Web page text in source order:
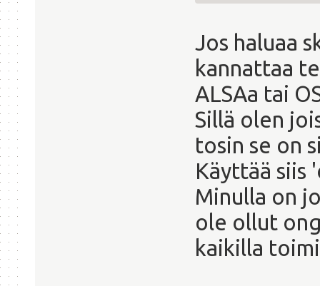
Jos haluaa
kannattaa
ALSAa tai
Sillä olen
tosin se on
Käyttää siis
Minulla on
ole ollut
kaikilla